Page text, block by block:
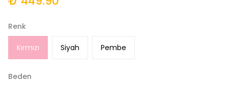
Renk
Kırmızı Siyah Pembe
Beden